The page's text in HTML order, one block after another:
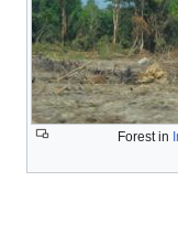
Forest in